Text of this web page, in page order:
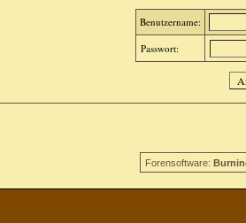
Benutzername:
Passwort:
Forensoftware: